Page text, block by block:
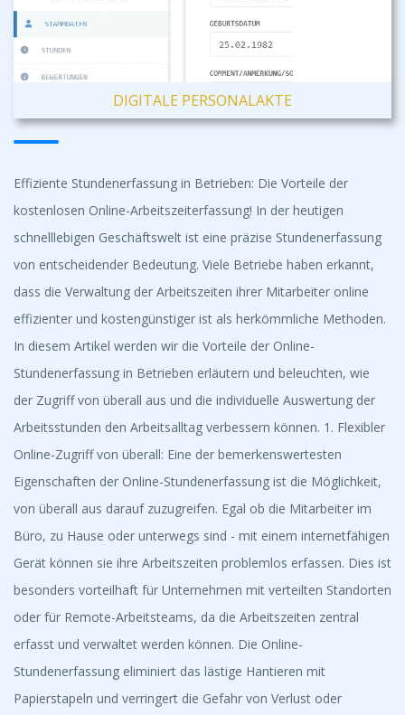
DIGITALE PERSONALAKTE
Effiziente Stundenerfassung in Betrieben: Die Vorteile der
kostenlosen Online-Arbeitszeiterfassung! In der heutigen
schnelllebigen Geschäftswelt ist eine präzise Stundenerfassung
von entscheidender Bedeutung. Viele Betriebe haben erkannt,
dass die Verwaltung der Arbeitszeiten ihrer Mitarbeiter online
effizienter und kostengünstiger ist als herkömmliche Methoden.
In diesem Artikel werden wir die Vorteile der Online-
Stundenerfassung in Betrieben erläutern und beleuchten, wie
der Zugriff von überall aus und die individuelle Auswertung der
Arbeitsstunden den Arbeitsalltag verbessern können. 1. Flexibler
Online-Zugriff von überall: Eine der bemerkenswertesten
Eigenschaften der Online-Stundenerfassung ist die Möglichkeit,
von überall aus darauf zuzugreifen. Egal ob die Mitarbeiter im
Büro, zu Hause oder unterwegs sind - mit einem internetfähigen
Gerät können sie ihre Arbeitszeiten problemlos erfassen. Dies ist
besonders vorteilhaft für Unternehmen mit verteilten Standorten
oder für Remote-Arbeitsteams, da die Arbeitszeiten zentral
erfasst und verwaltet werden können. Die Online-
Stundenerfassung eliminiert das lästige Hantieren mit
Papierstapeln und verringert die Gefahr von Verlust oder